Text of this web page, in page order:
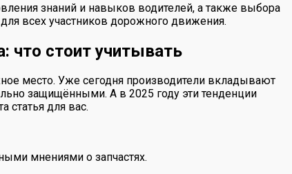
знаний и навыков водителей, а также выбора
всех участников дорожного движения.
что стоит учитывать
место. Уже сегодня производители вкладывают
защищёнными. А в 2025 году эти тенденции
статья для вас.
мнениями о запчастях.